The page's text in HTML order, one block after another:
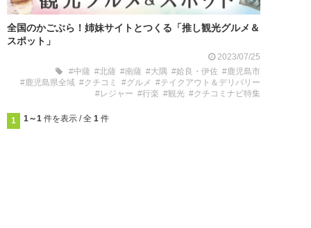
全国のかごぶら！姉妹サイトとつくる「推し観光グルメ＆
スポット」
2023/07/25
#中薩 #北薩 #南薩 #大隅 #姶良・伊佐 #鹿児島市
#鹿児島県全域 #クチコミ #グルメ #テイクアウト＆デリバリー
#レジャー #行楽 #観光 #クチコミナビ特集
1 1～1 件を表示 / 全 1 件